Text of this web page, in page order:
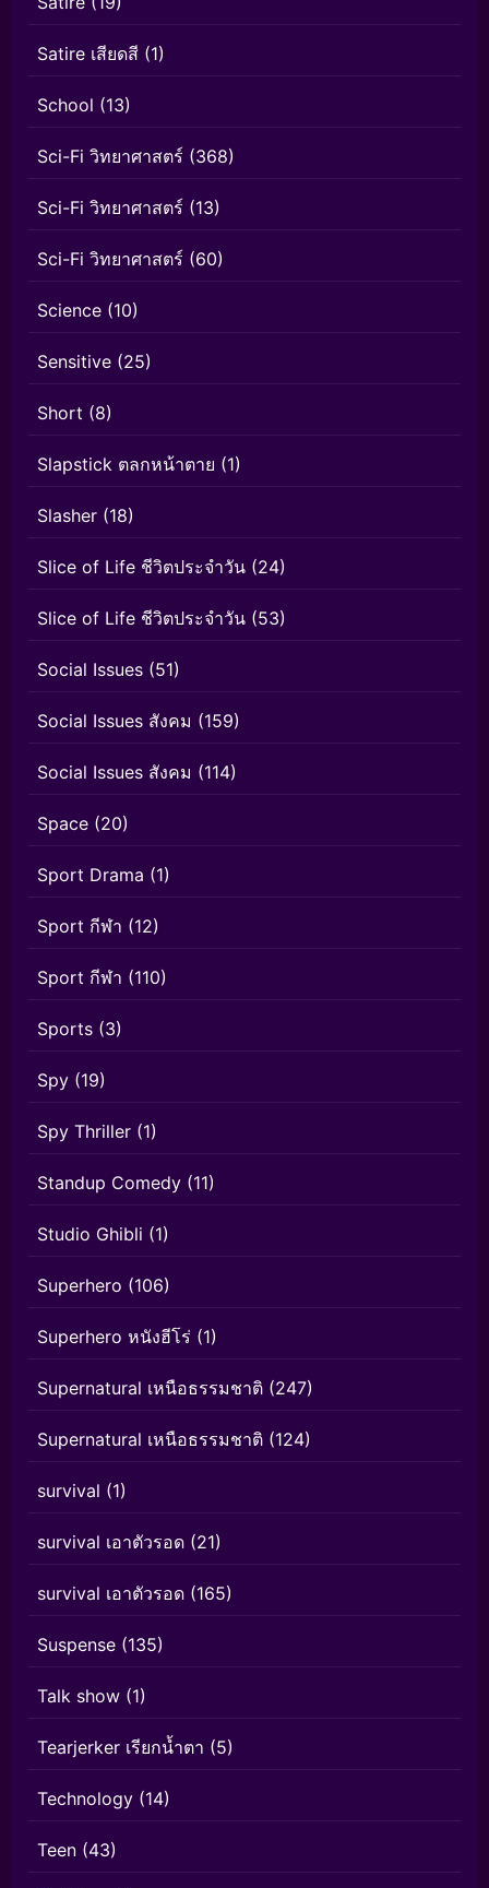
Satire เสียดสี (1)
School (13)
Sci-Fi วิทยาศาสตร์ (368)
Sci-Fi วิทยาศาสตร์ (13)
Sci-Fi วิทยาศาสตร์ (60)
Science (10)
Sensitive (25)
Short (8)
Slapstick ตลกหน้าตาย (1)
Slasher (18)
Slice of Life ชีวิตประจำวัน (24)
Slice of Life ชีวิตประจำวัน (53)
Social Issues (51)
Social Issues สังคม (159)
Social Issues สังคม (114)
Space (20)
Sport Drama (1)
Sport กีฬา (12)
Sport กีฬา (110)
Sports (3)
Spy (19)
Spy Thriller (1)
Standup Comedy (11)
Studio Ghibli (1)
Superhero (106)
Superhero หนังฮีโร่ (1)
Supernatural เหนือธรรมชาติ (247)
Supernatural เหนือธรรมชาติ (124)
survival (1)
survival เอาตัวรอด (21)
survival เอาตัวรอด (165)
Suspense (135)
Talk show (1)
Tearjerker เรียกน้ำตา (5)
Technology (14)
Teen (43)